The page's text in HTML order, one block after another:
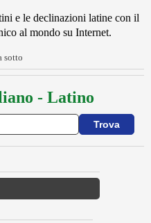
e le declinazioni latine con il
al mondo su Internet.
sotto
- Latino